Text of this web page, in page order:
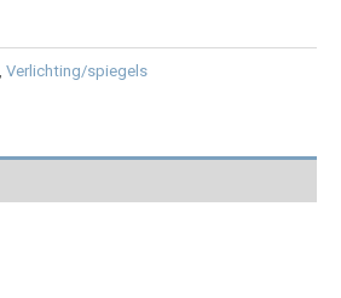
Verlichting/spiegels